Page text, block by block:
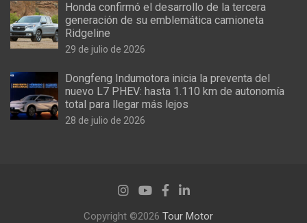
Honda confirmó el desarrollo de la tercera
generación de su emblemática camioneta
Ridgeline
29 de julio de 2026
Dongfeng Indumotora inicia la preventa del
nuevo L7 PHEV: hasta 1.110 km de autonomía
total para llegar más lejos
28 de julio de 2026
Copyright ©2026 Tour Motor